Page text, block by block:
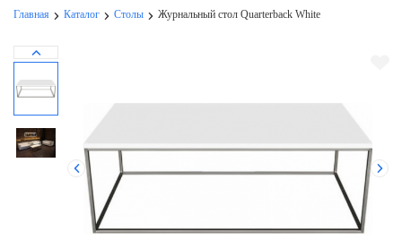
Главная Каталог Столы Журнальный стол Quarterback White